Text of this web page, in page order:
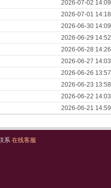
2026-07-02 14:09
2026-07-01 14:18
2026-06-30 14:09
2026-06-29 14:52
2026-06-28 14:26
2026-06-27 14:03
2026-06-26 13:57
2026-06-23 13:58
2026-06-22 14:03
2026-06-21 14:59
系 在线客服